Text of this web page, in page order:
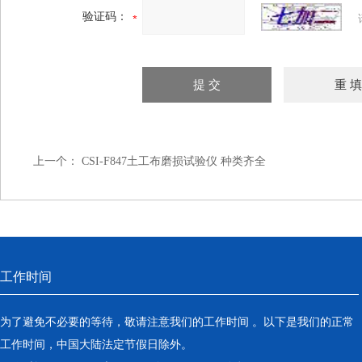
验证码：
上一个： CSI-F847土工布磨损试验仪 种类齐全
工作时间
为了避免不必要的等待，敬请注意我们的工作时间 。以下是我们的正常
工作时间，中国大陆法定节假日除外。